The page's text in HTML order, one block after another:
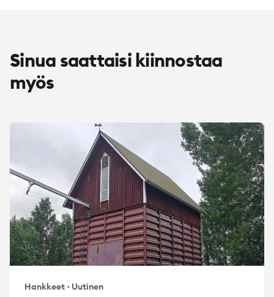
Sinua saattaisi kiinnostaa
myös
Hankkeet · Uutinen